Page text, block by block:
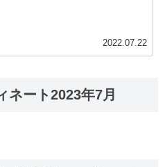
2022.07.22
ネート2023年7月